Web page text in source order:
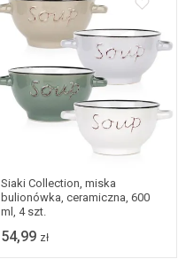
Siaki Collection, miska
bulionówka, ceramiczna, 600
ml, 4 szt.
54,99 zł